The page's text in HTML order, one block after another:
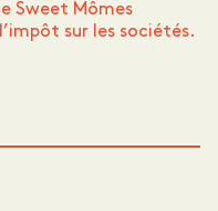
Sweet Mômes
sur les sociétés.